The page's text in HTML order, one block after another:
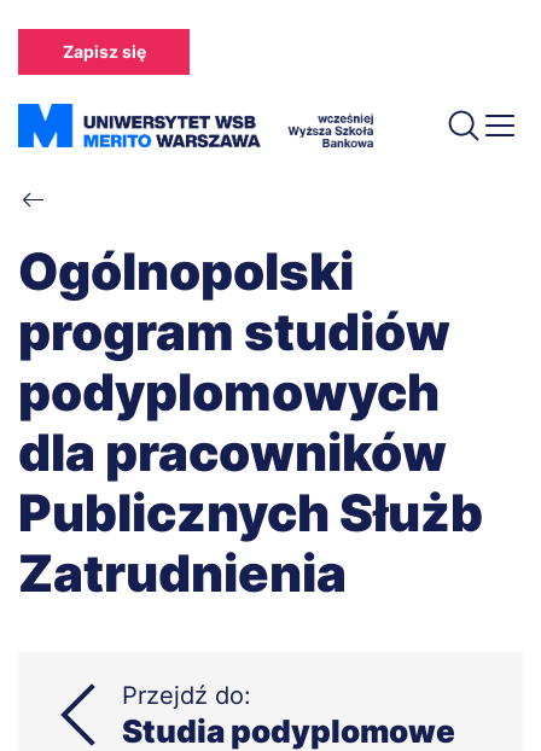
treści
Zapisz się
Ścieżka
nawigacyjna
Ogólnopolski
program studiów
podyplomowych
dla pracowników
Publicznych Służb
Zatrudnienia
Przejdź do:
Studia podyplomowe